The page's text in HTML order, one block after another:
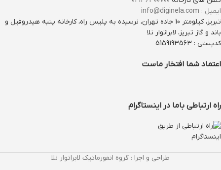
ایمیل : info@diginela.com
تبریز، کیلومتر 10 جاده تهران، نرسیده به پلیس راه، کارخانه پنبه هیدروفیل و
باند و گاز تبریز، لابراتوار نلا
کدپستی : 5159193563
اعتماد شما افتخار ماست
راه ارتباطی باما در اینستاگرام
طراحی و اجرا : گروه انفورماتیک لابراتوار نلا